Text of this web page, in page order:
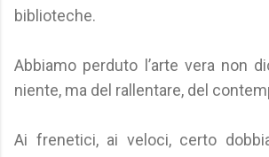
biblioteche.
Abbiamo perduto l’arte vera non
niente, ma del rallentare, del
Ai frenetici, ai veloci, certo